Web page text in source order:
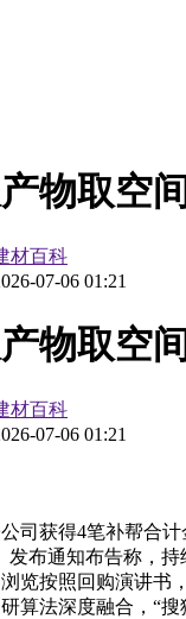
物取空
材百科
07-06 01:21
物取空
材百科
07-06 01:21
获得4笔补帮合计
发布通知布告称，
览按照回购演讲书
算法深度融合，“